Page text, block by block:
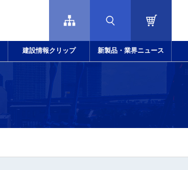
建設情報クリップ 新製品・業界ニュース